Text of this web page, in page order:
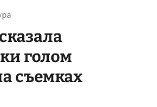
голом
съемках